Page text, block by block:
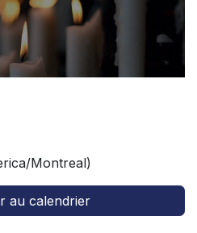
Montreal)
au calendrier